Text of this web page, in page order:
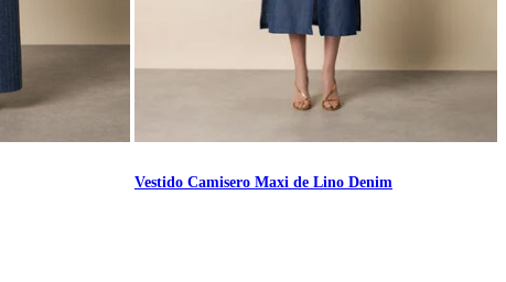
Vestido Camisero Maxi de Lino Denim